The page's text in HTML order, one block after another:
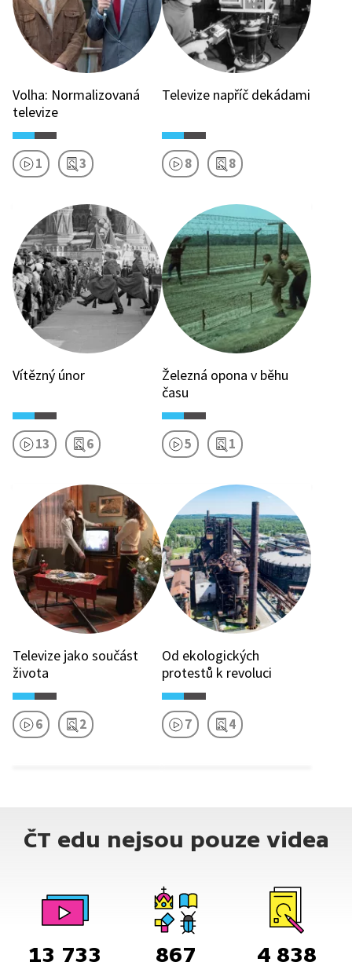
Volha: Normalizovaná
televize
1 3
Televize napříč dekádami
8 8
Vítězný únor
13 6
Železná opona v běhu
času
5 1
Televize jako součást
života
6 2
Od ekologických
protestů k revoluci
7 4
ČT edu nejsou pouze videa
13 733 867 4 838